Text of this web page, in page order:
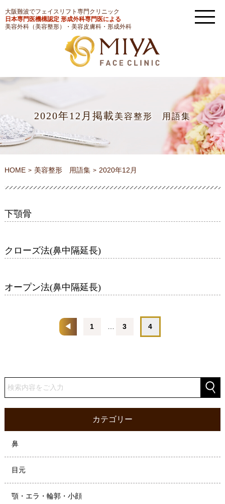
大阪難波でフェイスリフト専門クリニック
日本専門医機構認定 形成外科専門医による
美容外科（美容整形）・美容皮膚科・形成外科
2020年12月掲載 美容整形 用語集
HOME 美容整形 用語集 2020年12月
下顎骨
クローズ法(鼻中隔延長)
オープン法(鼻中隔延長)
◀ 1 3 4
カテゴリー
鼻
目元
顎・エラ・輪郭・小顔